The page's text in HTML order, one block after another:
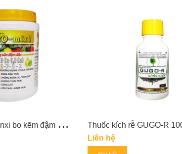
P
RO-MIX 1 - Canxi bo kẽm đậm đặc chống rụng hoa và trái non, chống xoăn lá chùn đọt
Liên hệ